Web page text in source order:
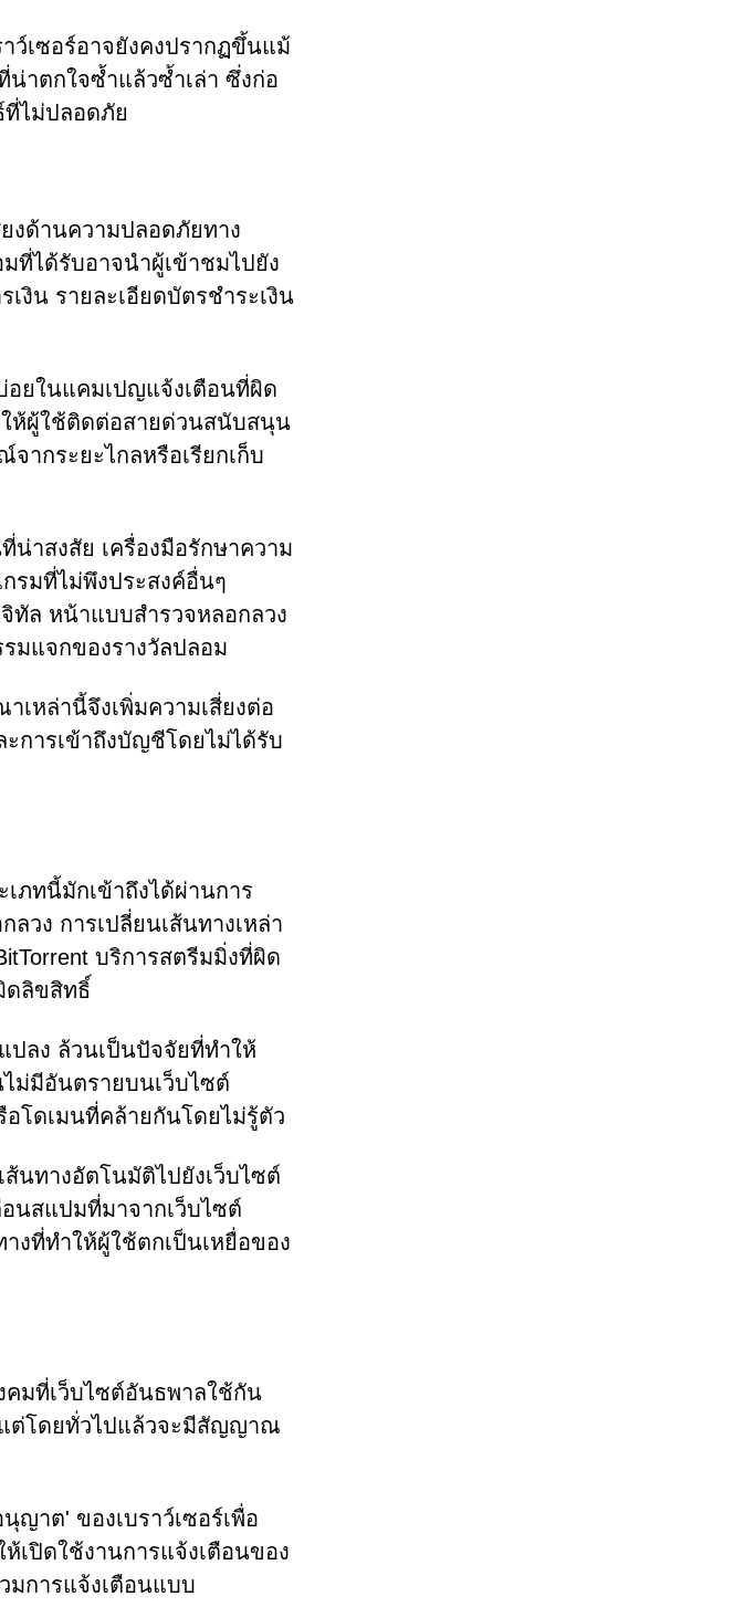
ว์เซอร์อาจยังคงปรากฏขึ้นแม้
าตกใจซ้ำแล้วซ้ำเล่า ซึ่งก่อ
ที่ไม่ปลอดภัย
งด้านความปลอดภัยทาง
ที่ได้รับอาจนำผู้เข้าชมไปยัง
งิน รายละเอียดบัตรชำระเงิน
อยในแคมเปญแจ้งเตือนที่ผิด
ห้ผู้ใช้ติดต่อสายด่วนสนับสนุน
ากระยะไกลหรือเรียกเก็บ
น่าสงสัย เครื่องมือรักษาความ
รมที่ไม่พึงประสงค์อื่นๆ
ทัล หน้าแบบสำรวจหลอกลวง
มแจกของรางวัลปลอม
เหล่านี้จึงเพิ่มความเสี่ยงต่อ
การเข้าถึงบัญชีโดยไม่ได้รับ
ภทนี้มักเข้าถึงได้ผ่านการ
วง การเปลี่ยนเส้นทางเหล่า
บริการสตรีมมิ่งที่ผิด
ดลิขสิทธิ์
ปลง ล้วนเป็นปัจจัยที่ทำให้
ม่มีอันตรายบนเว็บไซต์
อโดเมนที่คล้ายกันโดยไม่รู้ตัว
นทางอัตโนมัติไปยังเว็บไซต์
นสแปมที่มาจากเว็บไซต์
งที่ทำให้ผู้ใช้ตกเป็นเหยื่อของ
คมที่เว็บไซต์อันธพาลใช้กัน
ต่โดยทั่วไปแล้วจะมีสัญญาณ
าต' ของเบราว์เซอร์เพื่อ
เปิดใช้งานการแจ้งเตือนของ
มการแจ้งเตือนแบบ